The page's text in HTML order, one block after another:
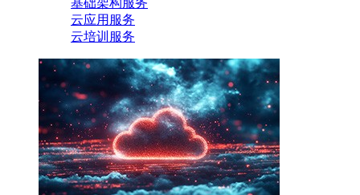
基础架构服务
云应用服务
云培训服务